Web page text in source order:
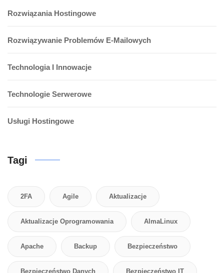
Rozwiązania Hostingowe
Rozwiązywanie Problemów E-Mailowych
Technologia I Innowacje
Technologie Serwerowe
Usługi Hostingowe
Tagi
2FA Agile Aktualizacje
Aktualizacje Oprogramowania AlmaLinux
Apache Backup Bezpieczeństwo
Bezpieczeństwo Danych Bezpieczeństwo IT